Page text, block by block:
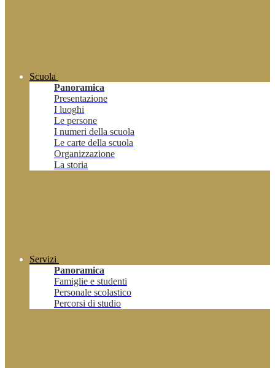
Scuola
Panoramica
Presentazione
I luoghi
Le persone
I numeri della scuola
Le carte della scuola
Organizzazione
La storia
Servizi
Panoramica
Famiglie e studenti
Personale scolastico
Percorsi di studio